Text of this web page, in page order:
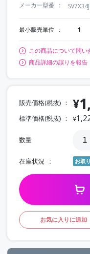
メーカー型番
最小販売単位 1
この商品について問い
商品詳細の誤りを報告
販売価格(税抜) ¥
標準価格(税抜) ¥
数量
在庫状況 お取
お気に入りに追加